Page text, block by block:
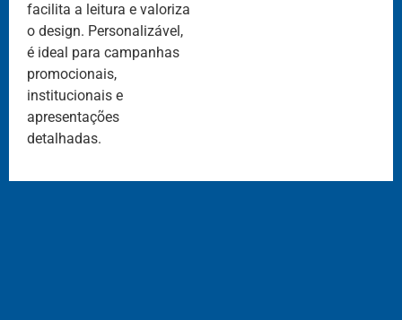
facilita a leitura e valoriza
o design. Personalizável,
é ideal para campanhas
promocionais,
institucionais e
apresentações
detalhadas.